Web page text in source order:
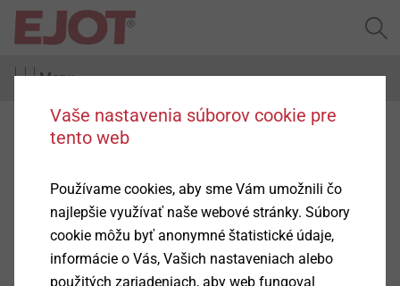
Menu
Vaše nastavenia súborov cookie pre
tento web
Používame cookies, aby sme Vám umožnili čo
najlepšie využívať naše webové stránky. Súbory
cookie môžu byť anonymné štatistické údaje,
informácie o Vás, Vašich nastaveniach alebo
použitých zariadeniach, aby web fungoval